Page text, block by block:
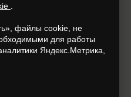
—
файлы cookie, не
для работы
Яндекс.Метрика,